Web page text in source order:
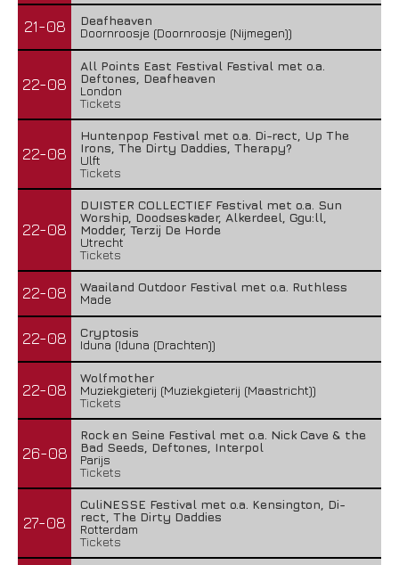
21-08
Deafheaven
Doornroosje (Doornroosje (Nijmegen))
22-08
All Points East Festival Festival met o.a.
Deftones, Deafheaven
London
Tickets
22-08
Huntenpop Festival met o.a. Di-rect, Up The
Irons, The Dirty Daddies, Therapy?
Ulft
Tickets
22-08
DUISTER COLLECTIEF Festival met o.a. Sun
Worship, Doodseskader, Alkerdeel, Ggu:ll,
Modder, Terzij De Horde
Utrecht
Tickets
22-08
Waailand Outdoor Festival met o.a. Ruthless
Made
22-08
Cryptosis
Iduna (Iduna (Drachten))
22-08
Wolfmother
Muziekgieterij (Muziekgieterij (Maastricht))
Tickets
26-08
Rock en Seine Festival met o.a. Nick Cave & the
Bad Seeds, Deftones, Interpol
Parijs
Tickets
27-08
CuliNESSE Festival met o.a. Kensington, Di-
rect, The Dirty Daddies
Rotterdam
Tickets